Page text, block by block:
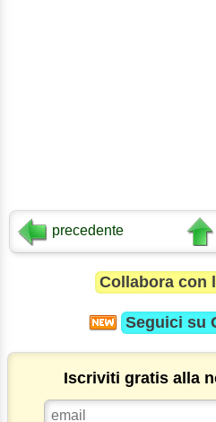
precedente
Collabora con
Seguici su
Iscriviti gratis alla